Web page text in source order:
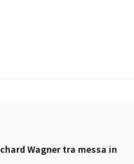
Wagner tra messa in